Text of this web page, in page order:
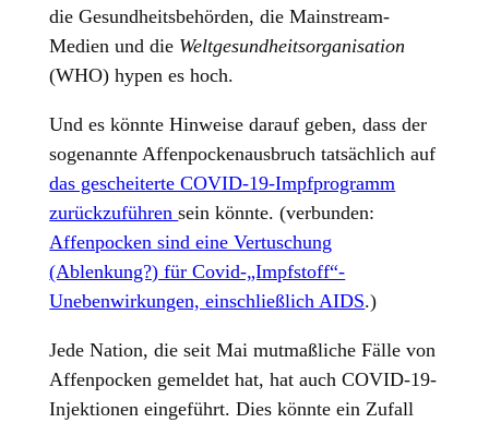
die Gesundheitsbehörden, die Mainstream-
Medien und die Weltgesundheitsorganisation
(WHO) hypen es hoch.
Und es könnte Hinweise darauf geben, dass der
sogenannte Affenpockenausbruch tatsächlich auf
das gescheiterte COVID-19-Impfprogramm
zurückzuführensein könnte. (verbunden:
Affenpocken sind eine Vertuschung
(Ablenkung?) für Covid-„Impfstoff“-
Unebenwirkungen, einschließlich AIDS.)
Jede Nation, die seit Mai mutmaßliche Fälle von
Affenpocken gemeldet hat, hat auch COVID-19-
Injektionen eingeführt. Dies könnte ein Zufall